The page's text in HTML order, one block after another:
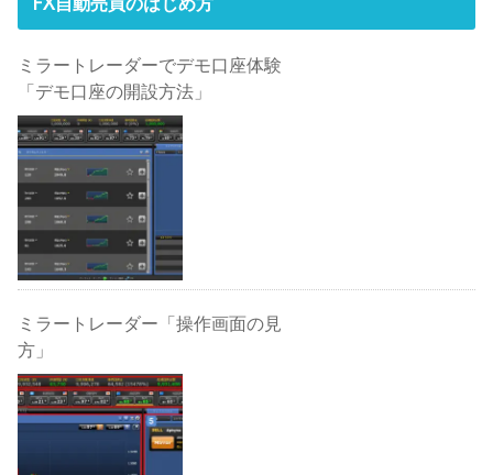
ミラートレーダーでデモ口座体験
「デモ口座の開設方法」
ミラートレーダー「操作画面の見
方」